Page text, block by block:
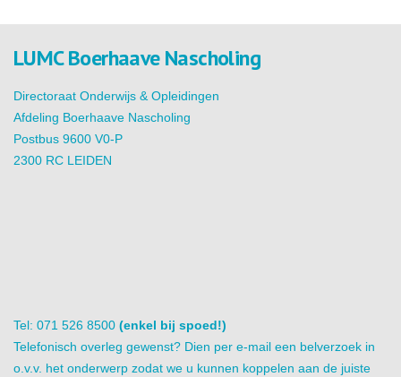
LUMC Boerhaave Nascholing
Directoraat Onderwijs & Opleidingen
Afdeling Boerhaave Nascholing
Postbus 9600 V0-P
2300 RC LEIDEN
Tel: 071 526 8500 (enkel bij spoed!)
Telefonisch overleg gewenst? Dien per e-mail een belverzoek in
o.v.v. het onderwerp zodat we u kunnen koppelen aan de juiste